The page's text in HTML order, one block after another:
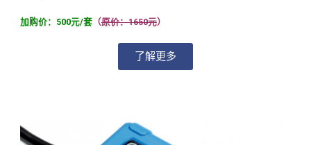
加购价：500元/套（原价：1650元）
了解更多